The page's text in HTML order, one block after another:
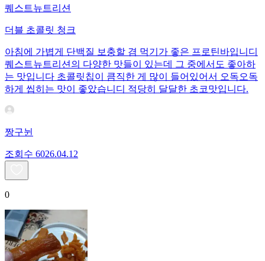
퀘스트뉴트리션
더블 초콜릿 청크
아침에 가볍게 단백질 보충할 겸 먹기가 좋은 프로틴바입니디
퀘스트뉴트리션의 다양한 맛들이 있는데 그 중에서도 좋아하
는 맛입니다 초콜릿칩이 큼직한 게 많이 들어있어서 오독오독
하게 씹히는 맛이 좋았습니디 적당히 달달한 초코맛입니다.
짱구뉜
조회수 6026.04.12
0